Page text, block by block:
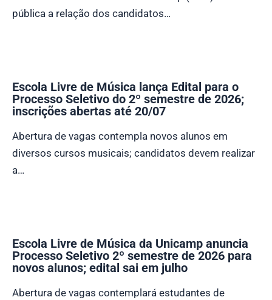
pública a relação dos candidatos…
Escola Livre de Música lança Edital para o
Processo Seletivo do 2º semestre de 2026;
inscrições abertas até 20/07
Abertura de vagas contempla novos alunos em
diversos cursos musicais; candidatos devem realizar
a…
Escola Livre de Música da Unicamp anuncia
Processo Seletivo 2º semestre de 2026 para
novos alunos; edital sai em julho
Abertura de vagas contemplará estudantes de